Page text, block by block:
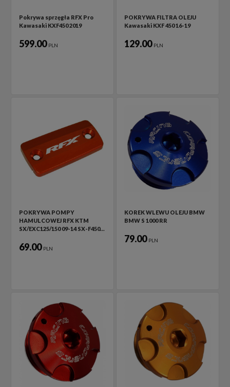
Pokrywa sprzęgła RFX Pro
Kawasaki KXF450 2019
599.00 PLN
POKRYWA FILTRA OLEJU
Kawasaki KXF 450 16-19
129.00 PLN
POKRYWA POMPY
HAMULCOWEJ RFX KTM
SX/EXC125/150 09-14 SX-F450…
69.00 PLN
KOREK WLEWU OLEJU BMW
BMW S 1000 RR
79.00 PLN